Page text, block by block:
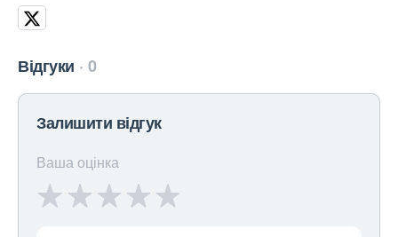
Відгуки 0
Залишити відгук
Ваша оцінка